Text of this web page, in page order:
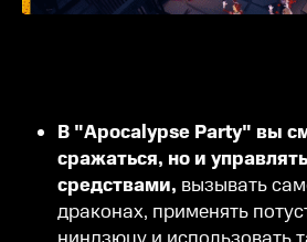
В "Apocalypse Party" вы
сражаться, но и
средствами, вызывать
драконах, применять